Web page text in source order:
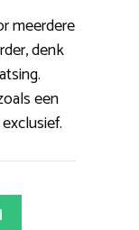
meerdere
denk
een